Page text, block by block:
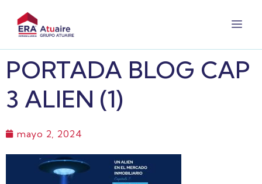
PORTADA BLOG CAP
3 ALIEN (1)
mayo 2, 2024